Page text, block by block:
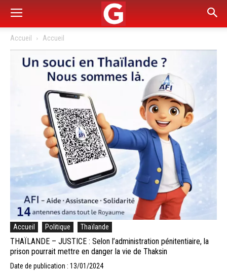
Accueil Accueil
Accueil Politique Thaïlande
THAÏLANDE – JUSTICE : Selon l’administration pénitentiaire, la
prison pourrait mettre en danger la vie de Thaksin
Date de publication : 13/01/2024